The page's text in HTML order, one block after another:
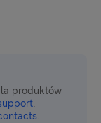
produktów
.
.